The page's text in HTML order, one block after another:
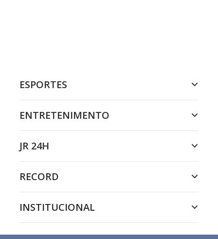
ESPORTES
ENTRETENIMENTO
JR 24H
RECORD
INSTITUCIONAL